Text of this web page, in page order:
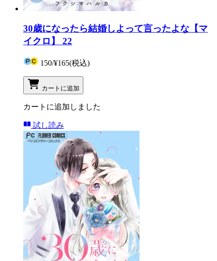
30歳になったら結婚しよって言ったよな【マ
イクロ】 22
150/¥165(税込)
カートに追加
カートに追加しました
試し読み